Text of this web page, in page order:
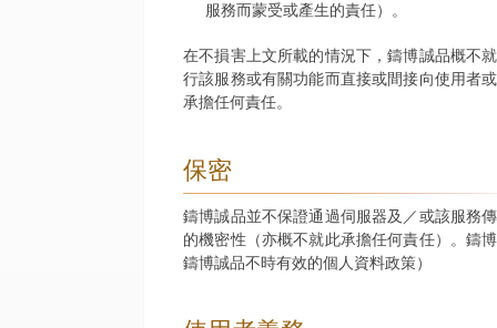
服務而蒙受或產生的責任）。
在不損害上文所載的情況下，鑄博誠品概不
行該服務或有關功能而直接或間接向使用者
承擔任何責任。
保密
鑄博誠品並不保證通過伺服器及／或該服務
的機密性（亦概不就此承擔任何責任）。鑄
鑄博誠品不時有效的個人資料政策）